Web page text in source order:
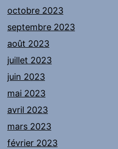
octobre 2023
septembre 2023
août 2023
juillet 2023
juin 2023
mai 2023
avril 2023
mars 2023
février 2023